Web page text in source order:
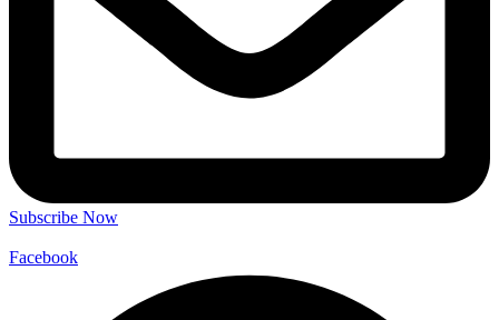
Subscribe Now
Facebook